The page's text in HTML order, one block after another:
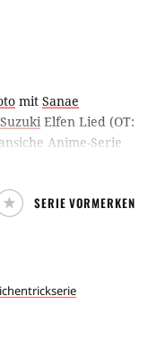
mit Sanae
Elfen Lied (OT:
Anime-Serie
das ohne jegliche
von den zwei
gefunden wird.
ausgebrochen ist.
SERIE VORMERKEN